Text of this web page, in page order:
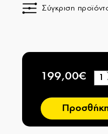
Σύγκριση
199,00€